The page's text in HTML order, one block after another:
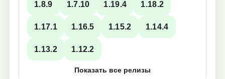
1.8.9 1.7.10 1.19.4 1.18.2
1.17.1 1.16.5 1.15.2 1.14.4
1.13.2 1.12.2
Показать все релизы